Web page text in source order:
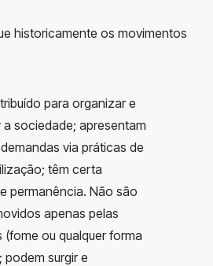
historicamente os movimentos
para organizar e
sociedade; apresentam
via práticas de
têm certa
permanência. Não são
apenas pelas
(fome ou qualquer forma
surgir e